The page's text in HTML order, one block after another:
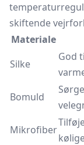
skiftende
Materiale
Silke
God
Bomuld
Mikrofiber